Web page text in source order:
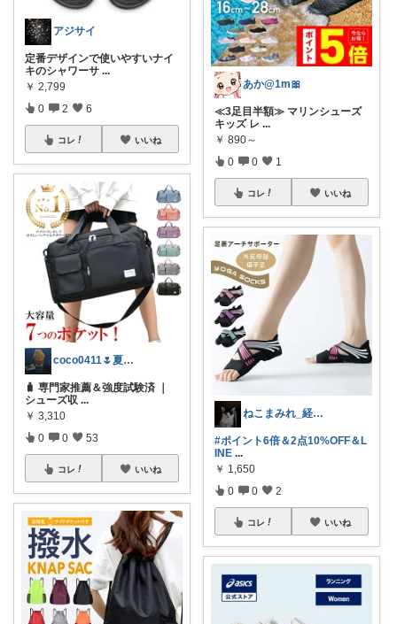
アジサイ
定番デザインで使いやすいナイ
キのシャワーサ ...
￥ 2,799
0 2 6
コレ いいね
coco0411🌷夏グッズ色々🌻
🧳 専門家推薦＆強度試験済 ｜
シューズ収 ...
￥ 3,310
0 0 53
コレ いいね
あか@1m🎀
≪3足目半額≫ マリンシューズ
キッズ レ ...
￥ 890～
0 0 1
コレ いいね
ねこまみれ_経由感謝致します🐈
#ポイント6倍＆2点10%OFF＆L
INE ...
￥ 1,650
0 0 2
コレ いいね